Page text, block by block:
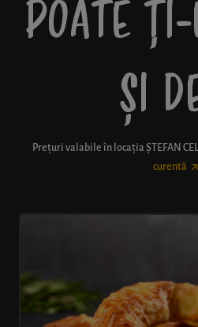
POATE
ȘI
Prețuri valabile în locația ȘTEFAN
curentă